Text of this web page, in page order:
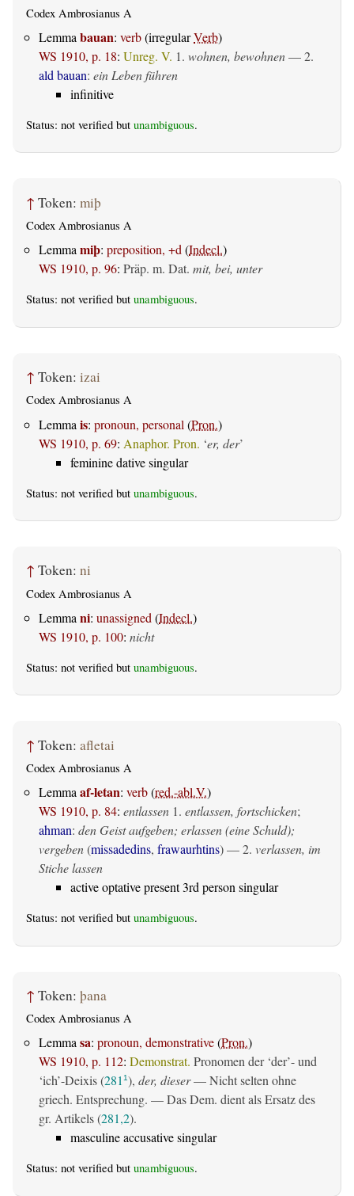
Codex Ambrosianus A
Lemma bauan: verb(irregularVerb)
WS 1910, p. 18: Unreg. V. 1. wohnen, bewohnen— 2.
ald bauan: ein Leben führen
infinitive
Status: not verified but unambiguous.
↑ Token: miþ
Codex Ambrosianus A
Lemmamiþ: preposition, +d(Indecl.)
WS 1910, p. 96: Präp. m. Dat. mit, bei, unter
Status: not verified but unambiguous.
↑ Token: izai
Codex Ambrosianus A
Lemma is: pronoun, personal (Pron.)
WS 1910, p. 69: Anaphor. Pron. ‘er, der’
feminine dative singular
Status: not verified but unambiguous.
↑ Token: ni
Codex Ambrosianus A
Lemma ni: unassigned (Indecl.)
WS 1910, p. 100: nicht
Status: not verified but unambiguous.
↑ Token: afletai
Codex Ambrosianus A
Lemma af-letan: verb(red.-abl.V.)
WS 1910, p. 84: entlassen 1. entlassen, fortschicken;
ahman: den Geist aufgeben; erlassen (eine Schuld);
vergeben(missadedins, frawaurhtins) — 2. verlassen, im
Stiche lassen
active optative present 3rd person singular
Status: not verified but unambiguous.
↑ Token: þana
Codex Ambrosianus A
Lemmasa: pronoun, demonstrative(Pron.)
WS 1910, p. 112: Demonstrat. Pronomen der ‘der’- und
‘ich’-Deixis (281 1), der, dieser— Nicht selten ohne
griech. Entsprechung. — Das Dem. dient als Ersatz des
gr. Artikels (281,2).
masculine accusative singular
Status: not verified but unambiguous.